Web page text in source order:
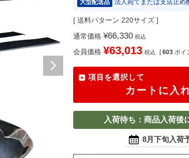
大型配送品 法人宛てまたは支店止め
送料パターン 220サイズ
通常価格 ¥66,330 税込
会員価格 ¥63,013 税込 [ 603 ポイ
項目を選択して
カートに入
入荷待ち：商品入荷後
8月下旬入荷